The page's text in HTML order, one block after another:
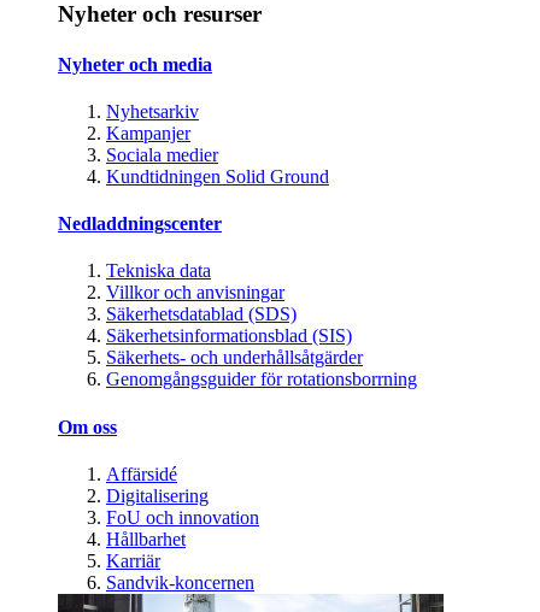
Nyheter och resurser
Nyheter och media
Nyhetsarkiv
Kampanjer
Sociala medier
Kundtidningen Solid Ground
Nedladdningscenter
Tekniska data
Villkor och anvisningar
Säkerhetsdatablad (SDS)
Säkerhetsinformationsblad (SIS)
Säkerhets- och underhållsåtgärder
Genomgångsguider för rotationsborrning
Om oss
Affärsidé
Digitalisering
FoU och innovation
Hållbarhet
Karriär
Sandvik-koncernen